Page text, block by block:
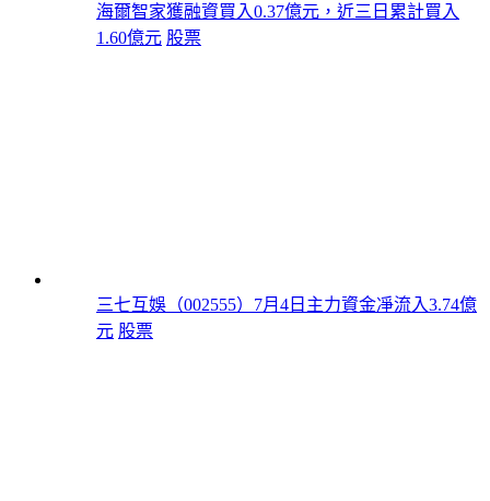
海爾智家獲融資買入0.37億元，近三日累計買入
1.60億元 股票
三七互娛（002555）7月4日主力資金凈流入3.74億
元 股票